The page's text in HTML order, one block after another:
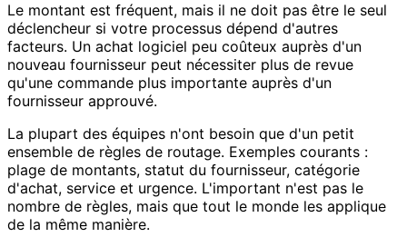
Le montant est fréquent, mais il ne doit pas être le seul
déclencheur si votre processus dépend d'autres
facteurs. Un achat logiciel peu coûteux auprès d'un
nouveau fournisseur peut nécessiter plus de revue
qu'une commande plus importante auprès d'un
fournisseur approuvé.
La plupart des équipes n'ont besoin que d'un petit
ensemble de règles de routage. Exemples courants :
plage de montants, statut du fournisseur, catégorie
d'achat, service et urgence. L'important n'est pas le
nombre de règles, mais que tout le monde les applique
de la même manière.